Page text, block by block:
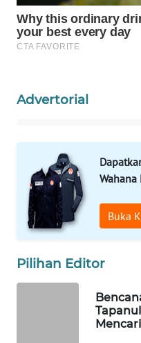
Advertorial
Wahana
Buka
Pilihan Editor
WALINKI
ID
PLN
WATCH
MKLI
LPKKI